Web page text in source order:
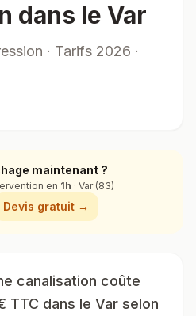
dans le Var
· Tarifs 2026 ·
maintenant ?
en 1h · Var (83)
Devis gratuit →
canalisation coûte
TTC dans le Var selon